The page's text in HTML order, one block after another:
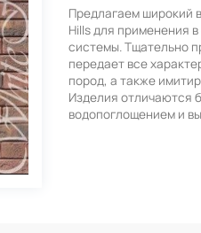
Предлагаем широкий
Hills для применения
системы. Тщательно
передает все
пород, а также
Изделия отличаются
водопоглощением и